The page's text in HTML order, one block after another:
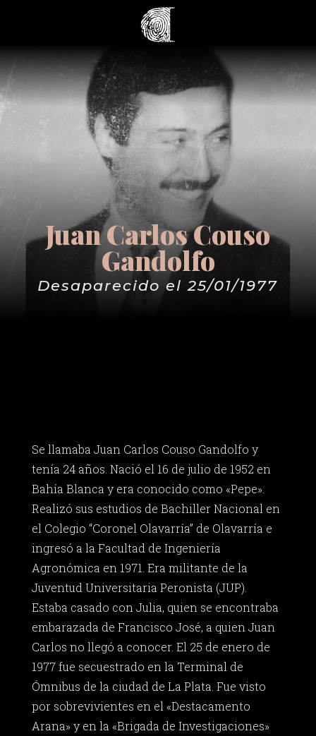
Juan Carlos Couso
Gandolfo
Desaparecido el 25/01/1977
Se llamaba Juan Carlos Couso Gandolfo y
tenía 24 años. Nació el 16 de julio de 1952 en
Bahía Blanca y era conocido como «Pepe».
Realizó sus estudios de Bachiller Nacional en
el Colegio “Coronel Olavarría” de Olavarría e
ingresó a la Facultad de Ingeniería
Agronómica en 1971. Era militante de la
Juventud Universitaria Peronista (JUP).
Estaba casado con Julia, quien se encontraba
embarazada de Francisco José, a quien Juan
Carlos no llegó a conocer. El 25 de enero de
1977 fue secuestrado en la Terminal de
Ómnibus de la ciudad de La Plata. Fue visto
por sobrevivientes en el «Destacamento
Arana» y en la «Brigada de Investigaciones»